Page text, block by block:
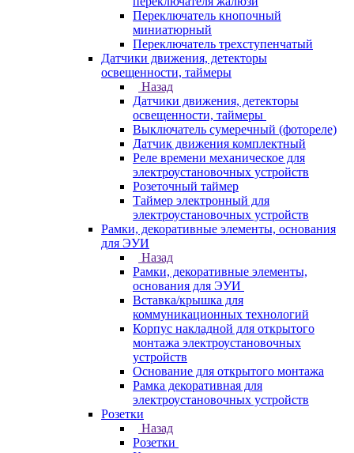
Переключатель кнопочный
миниатюрный
Переключатель трехступенчатый
Датчики движения, детекторы
освещенности, таймеры
Назад
Датчики движения, детекторы
освещенности, таймеры
Выключатель сумеречный (фотореле)
Датчик движения комплектный
Реле времени механическое для
электроустановочных устройств
Розеточный таймер
Таймер электронный для
электроустановочных устройств
Рамки, декоративные элементы, основания
для ЭУИ
Назад
Рамки, декоративные элементы,
основания для ЭУИ
Вставка/крышка для
коммуникационных технологий
Корпус накладной для открытого
монтажа электроустановочных
устройств
Основание для открытого монтажа
Рамка декоративная для
электроустановочных устройств
Розетки
Назад
Розетки